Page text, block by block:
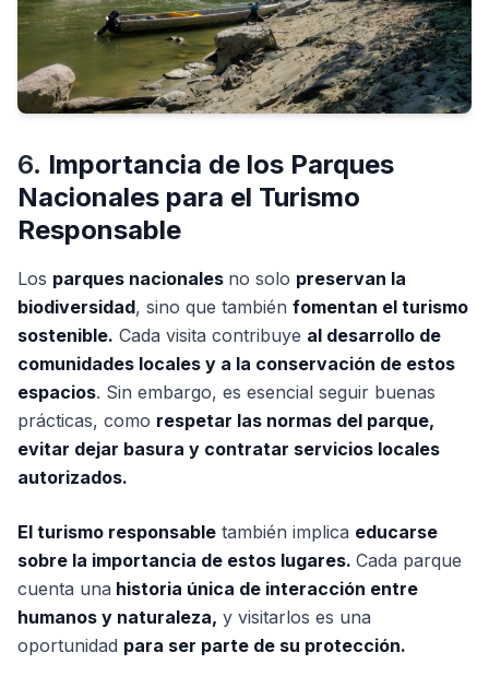
6. Importancia de los Parques
Nacionales para el Turismo
Responsable
Los parques nacionales no solo preservan la
biodiversidad, sino que también fomentan el turismo
sostenible. Cada visita contribuye al desarrollo de
comunidades locales y a la conservación de estos
espacios. Sin embargo, es esencial seguir buenas
prácticas, como respetar las normas del parque,
evitar dejar basura y contratar servicios locales
autorizados.
El turismo responsable también implica educarse
sobre la importancia de estos lugares. Cada parque
cuenta una historia única de interacción entre
humanos y naturaleza, y visitarlos es una
oportunidad para ser parte de su protección.